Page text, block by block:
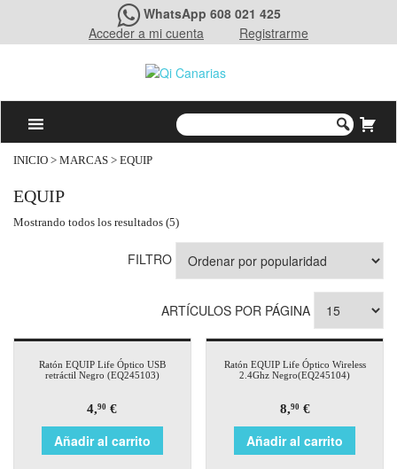
WhatsApp 608 021 425
Acceder a mi cuenta
Registrarme
INICIO > MARCAS > EQUIP
EQUIP
Mostrando todos los resultados (5)
FILTRO
ARTÍCULOS POR PÁGINA
Ratón EQUIP Life Óptico USB
retráctil Negro (EQ245103)
4,90 €
Añadir al carrito
Ratón EQUIP Life Óptico Wireless
2.4Ghz Negro(EQ245104)
8,90€
Añadir al carrito